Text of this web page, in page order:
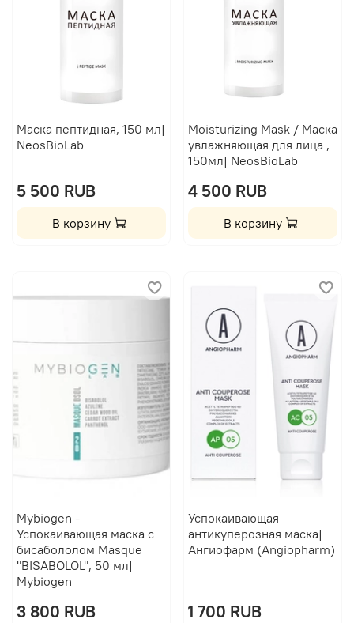
Маска пептидная, 150 мл|
NeosBioLab
5 500 RUB
В корзину
Moisturizing Mask / Маска
увлажняющая для лица ,
150мл| NeosBioLab
4 500 RUB
В корзину
Mybiogen -
Успокаивающая маска с
бисабололом Masque
"BISABOLOL", 50 мл|
Mybiogen
3 800 RUB
Успокаивающая
антикуперозная маска|
Ангиофарм (Angiopharm)
1 700 RUB